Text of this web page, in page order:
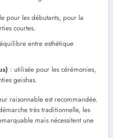
pour les débutants, pour la
courtes.
entre esthétique
: utilisée pour les cérémonies,
geishas.
raisonnable est recommandée.
très traditionnelle, les
mais nécessitent une